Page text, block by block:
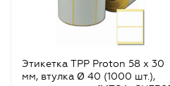
Этикетка TPP Proton 58 x 30
мм, втулка Ø 40 (1000 шт.),